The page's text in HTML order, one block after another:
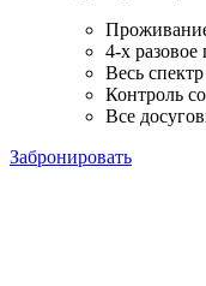
4-х разовое
Весь
Контроль
Все
Забронировать